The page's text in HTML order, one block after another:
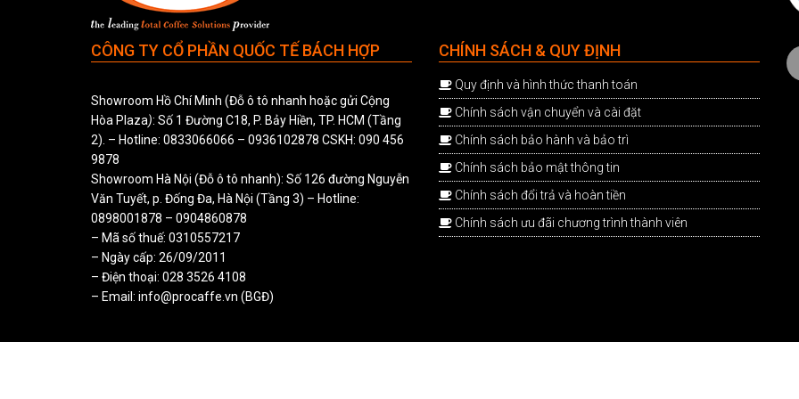
CÔNG TY CỔ PHẦN QUỐC TẾ BÁCH HỢP
Showroom Hồ Chí Minh (Đỗ ô tô nhanh hoặc gửi Cộng
Hòa Plaza): Số 1 Đường C18, P. Bảy Hiền, TP. HCM (Tầng
2). – Hotline: 0833066066 – 0936102878 CSKH: 090 456
9878
Showroom Hà Nội (Đỗ ô tô nhanh): Số 126 đường Nguyễn
Văn Tuyết, p. Đống Đa, Hà Nội (Tầng 3) – Hotline:
0898001878 – 0904860878
– Mã số thuế: 0310557217
– Ngày cấp: 26/09/2011
– Điện thoại: 028 3526 4108
– Email: info@procaffe.vn (BGĐ)
CHÍNH SÁCH & QUY ĐỊNH
Quy định và hình thức thanh toán
Chính sách vận chuyển và cài đặt
Chính sách bảo hành và bảo trì
Chính sách bảo mật thông tin
Chính sách đổi trả và hoàn tiền
Chính sách ưu đãi chương trình thành viên